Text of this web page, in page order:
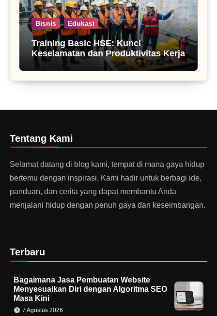
Bisnis Edukasi
Training Basic HSE: Kunci
Keselamatan dan Produktivitas Kerja
Tentang Kami
Selamat datang di blog kami, tempat di mana gaya hidup
bertemu dengan inspirasi. Kami hadir untuk berbagi ide,
panduan, dan cerita yang dapat membantu Anda
menjalani hidup dengan penuh gaya dan keseimbangan.
Terbaru
Bagaimana Jasa Pembuatan Website
Menyesuaikan Diri dengan Algoritma SEO
Masa Kini
7 Agustus 2026